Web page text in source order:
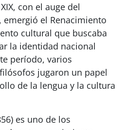
con el auge del
el Renacimiento
cultural que buscaba
la identidad nacional
período, varios
jugaron un papel
de la lengua y la cultura
es uno de los